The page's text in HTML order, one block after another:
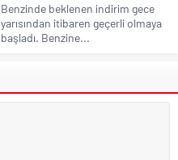
Benzinde beklenen indirim gece
yarısından itibaren geçerli olmaya
başladı. Benzine...